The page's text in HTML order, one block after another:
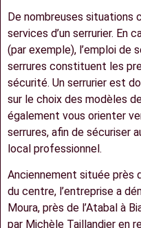
De nombreuses situations
services d’un serrurier. En
(par exemple), l’emploi de
serrures constituent les
sécurité. Un serrurier est
sur le choix des modèles
également vous orienter
serrures, afin de sécuriser
local professionnel.
Anciennement située près
du centre, l’entreprise a
Moura, près de l’Atabal à
par Michèle Taillandier en